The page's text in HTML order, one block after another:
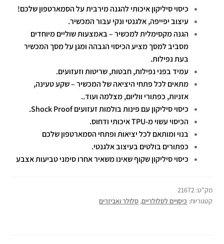
כיסוי סיליקון איכותי להגנה מירבית על הסמארטפון שלכם!
עיצוב יפייפה, אלגנטי ונקי עבור המכשיר.
הגנה מקסימלית למכשיר – באמצעות שוליים מיוחדים
מסביב למסך מציע הכיסוי הגבהה ומגן על מסך המכשיר
בעת נפילות.
עמיד בפני נפילות, חבטות, שריטות וזעזועים.
מתאים לכל פתחי היציאה של המכשיר – שקע טעינה,
אזניות, כפתורי ווליום, מצלמה ועוד..
כיסוי סיליקון עם פינות בולמות זעזועים Shock Proof.
הכיסוי עשוי מ-TPU איכותי ודחוס.
בנוי ומותאם לכל יציאות ופתחי הסמארטפון שלכם
כפתורים בולטים בעיצוב אלגנטי.
כיסוי סיליקון שקוף שאינו משאיר אחרו סימני טביעות אצבע
מק"ט: 21672
קטגוריות: כיסויים לסלולריים, סלולר ואביזרים